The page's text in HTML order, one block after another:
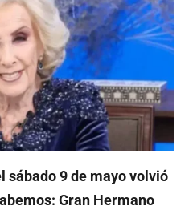
sábado 9 de mayo volvió
Gran Hermano